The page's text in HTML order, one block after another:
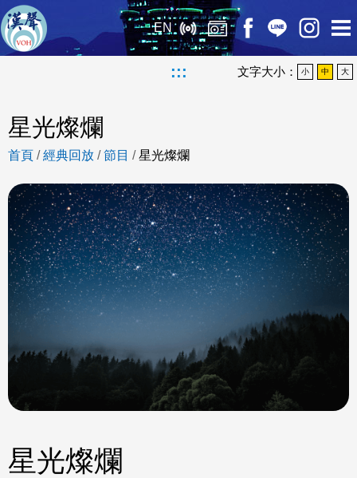
EN
::: 文字大小： 小 中 大
星光燦爛
首頁 /經典回放 /節目 /星光燦爛
星光燦爛